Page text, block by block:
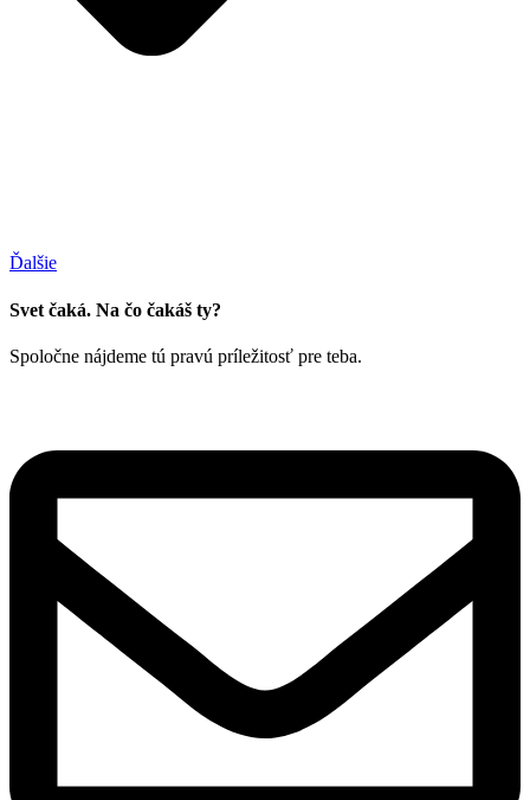
Ďalšie
Svet čaká. Na čo čakáš ty?
Spoločne nájdeme tú pravú príležitosť pre teba.